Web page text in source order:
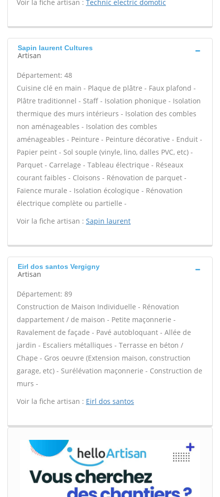
Voir la fiche artisan : Technic electric domotic
Sapin laurent Cultures
Artisan
Département: 48
Cuisine clé en main - Plaque de plâtre - Faux plafond -
Plâtre traditionnel - Staff - Isolation phonique - Isolation
thermique des murs intérieurs - Isolation des combles
non aménageables - Isolation des combles
aménageables - Peinture - Peinture décorative - Enduit -
Papier peint - Sol souple (vinyle, lino, dalles PVC, etc) -
Parquet - Carrelage - Tableau électrique - Réseaux
courant faibles - Cloisons - Rénovation de parquet -
Faïence murale - Isolation écologique - Rénovation
électrique complète ou partielle -
Voir la fiche artisan : Sapin laurent
Eirl dos santos Vergigny
Artisan
Département: 89
Construction de Maison Individuelle - Rénovation
dappartement / de maison - Petite maçonnerie -
Ravalement de façade - Pavé autobloquant - Allée de
jardin - Escaliers métalliques - Terrasse en béton /
Chape - Gros oeuvre (Extension maison, construction
garage, etc) - Surélévation maçonnerie - Construction de
murs -
Voir la fiche artisan : Eirl dos santos